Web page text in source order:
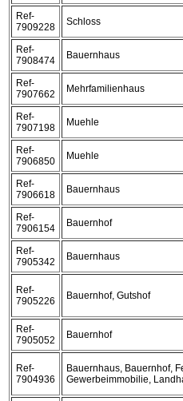
Ref-
7909228
Schloss
Ref-
7908474
Bauernhaus
Ref-
7907662
Mehrfamilienhaus
Ref-
7907198
Muehle
Ref-
7906850
Muehle
Ref-
7906618
Bauernhaus
Ref-
7906154
Bauernhof
Ref-
7905342
Bauernhaus
Ref-
7905226
Bauernhof, Gutshof
Ref-
7905052
Bauernhof
Ref-
7904936
Bauernhaus, Bauernhof,
Gewerbeimmobilie,